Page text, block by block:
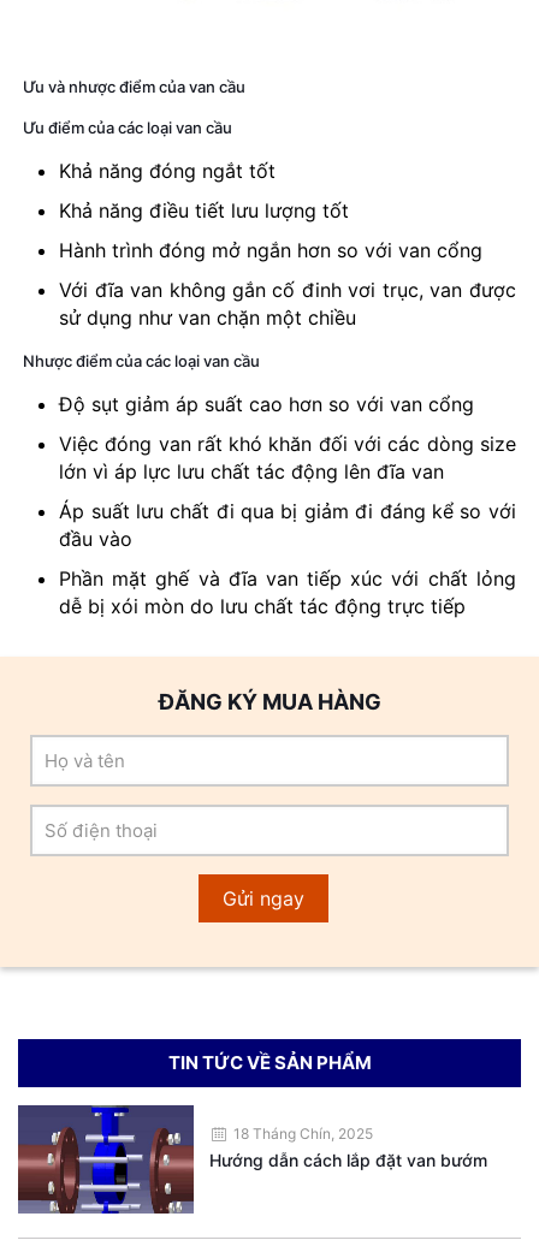
Ưu và nhược điểm của van cầu
Ưu điểm của các loại van cầu
Khả năng đóng ngắt tốt
Khả năng điều tiết lưu lượng tốt
Hành trình đóng mở ngắn hơn so với van cổng
Với đĩa van không gắn cố đinh vơi trục, van được
sử dụng như van chặn một chiều
Nhược điểm của các loại van cầu
Độ sụt giảm áp suất cao hơn so với van cổng
Việc đóng van rất khó khăn đối với các dòng size
lớn vì áp lực lưu chất tác động lên đĩa van
Áp suất lưu chất đi qua bị giảm đi đáng kể so với
đầu vào
Phần mặt ghế và đĩa van tiếp xúc với chất lỏng
dễ bị xói mòn do lưu chất tác động trực tiếp
ĐĂNG KÝ MUA HÀNG
TIN TỨC VỀ SẢN PHẨM
18 Tháng Chín, 2025
Hướng dẫn cách lắp đặt van bướm